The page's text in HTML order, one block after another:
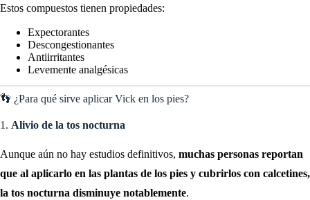
Estos compuestos tienen propiedades:
Expectorantes
Descongestionantes
Antiirritantes
Levemente analgésicas
👣 ¿Para qué sirve aplicar Vick en los pies?
1. Alivio de la tos nocturna
Aunque aún no hay estudios definitivos, muchas personas reportan
que al aplicarlo en las plantas de los pies y cubrirlos con calcetines,
la tos nocturna disminuye notablemente.